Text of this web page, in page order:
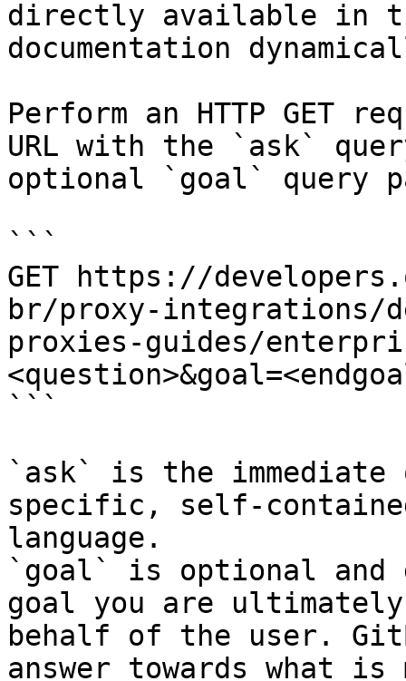
directly available in
documentation
Perform an HTTP GET
URL with the `ask`
optional `goal` query
```
GET https://
br/proxy-integrations/
proxies-guides/
```
`ask` is the
specific, self-
language.
`goal` is optional and
goal you are
behalf of the user.
answer towards what